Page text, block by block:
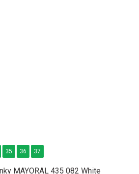
MAYORAL 435 082 White
35 36 37